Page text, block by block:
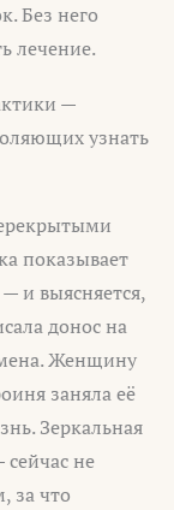
Без него
лечение.
—
узнать
показывает
и выясняется,
донос на
Женщину
заняла её
Зеркальная
не
за что